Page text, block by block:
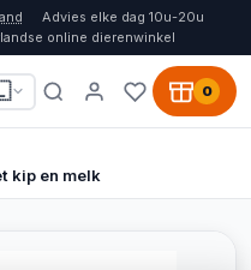
Advies elke dag 10u-20u
online dierenwinkel
0
kip en melk